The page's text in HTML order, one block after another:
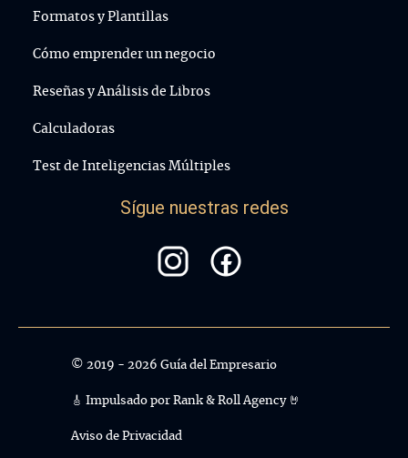
Formatos y Plantillas
Cómo emprender un negocio
Reseñas y Análisis de Libros
Calculadoras
Test de Inteligencias Múltiples
Sígue nuestras redes
© 2019 - 2026 Guía del Empresario
🎸 Impulsado por Rank & Roll Agency 🤘
Aviso de Privacidad